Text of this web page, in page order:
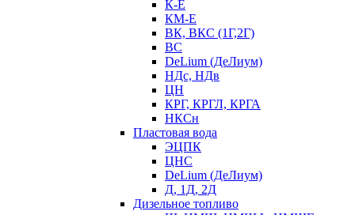
К-Е
КМ-Е
ВК, ВКС (1Г,2Г)
ВС
DeLium (ДеЛиум)
НДс, НДв
ЦН
КРГ, КРГЛ, КРГА
НКСн
Пластовая вода
ЭЦПК
ЦНС
DeLium (ДеЛиум)
Д, 1Д, 2Д
Дизельное топливо